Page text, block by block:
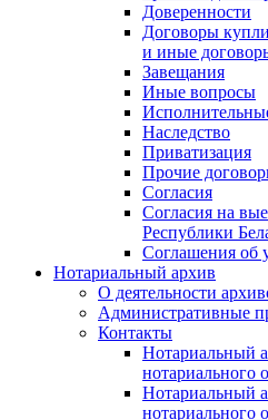
Доверенности
Договоры
и иные
Завещания
Иные вопросы
Наследство
Приватизация
Прочие
Согласия
Согласия на
Республики
Соглашения об
Нотариальный архив
О деятельности
Административные
Контакты
Нотариальный
нотариального
Нотариальный
нотариального